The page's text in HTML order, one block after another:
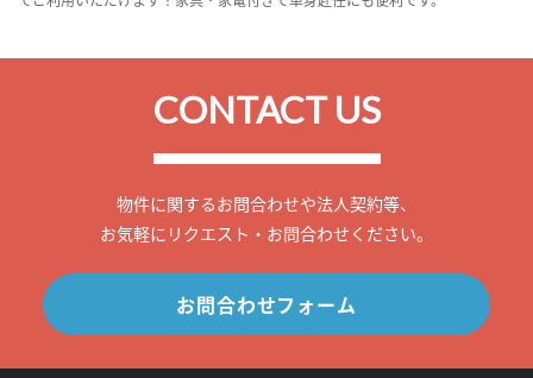
CONTACT US
物件に関するお問合わせや法人契約等、
お気軽にリクエスト・お問合わせください。
お問合わせフォーム